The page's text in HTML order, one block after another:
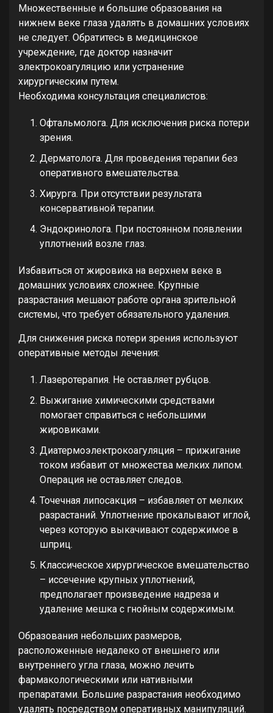
Множественные и большие образования на
нижнем веке глаза удалять в домашних условиях
не следует. Обратитесь в медицинское
учреждение, где доктор назначит
электрокоагуляцию или устранение
хирургическим путем.
Необходима консультация специалистов:
Офтальмолога. Для исключения риска потери
зрения.
Дерматолога. Для проведения терапии без
оперативного вмешательства.
Хирурга. При отсутствии результата
консервативной терапии.
Эндокринолога. При постоянном появлении
уплотнений возле глаз.
Избавиться от жировика на верхнем веке в
домашних условиях сложнее. Крупные
разрастания мешают работе органа зрительной
системы, что требует обязательного удаления.
Для снижения риска потери зрения используют
оперативные методы лечения:
Лазеротерапия. Не оставляет рубцов.
Выжигание химическими средствами
помогает справиться с небольшими
жировиками.
Диатермоэлектрокоагуляция – прижигание
током избавит от множества мелких липом.
Операция не оставляет следов.
Точечная липосакция – избавляет от мелких
разрастаний. Уплотнение прокалывают иглой,
через которую выкачивают содержимое в
шприц.
Классическое хирургическое вмешательство
– иссечение крупных уплотнений,
предполагает произведение надреза и
удаление мешка с гнойным содержимым.
Образования небольших размеров,
расположенные недалеко от внешнего или
внутреннего угла глаза, можно лечить
фармакологическими или нативными
препаратами. Большие разрастания необходимо
удалять посредством оперативных манипуляций.